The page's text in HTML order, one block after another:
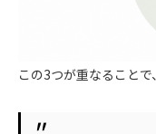
この3つが重なることで、